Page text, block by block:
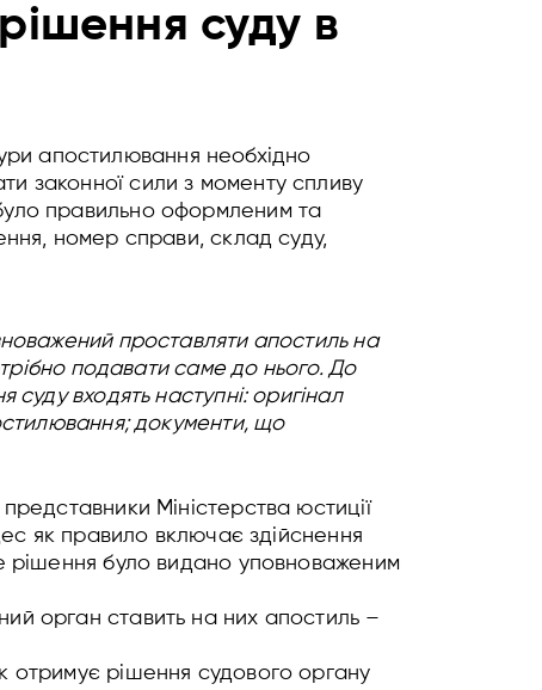
суду в
апостилювання необхідно
законної сили з моменту спливу
правильно оформленим та
номер справи, склад суду,
проставляти апостиль на
подавати саме до нього. До
входять наступні: оригінал
документи, що
Міністерства юстиції
як правило включає здійснення
рішення було видано уповноваженим
орган ставить на них апостиль –
отримує рішення судового органу